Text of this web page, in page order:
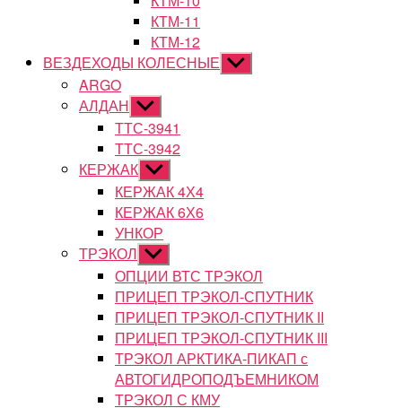
КТМ-11
КТМ-12
ВЕЗДЕХОДЫ КОЛЕСНЫЕ Показывать
подменю
ARGO
АЛДАН Показывать
подменю
ТТС-3941
ТТС-3942
КЕРЖАК Показывать
подменю
КЕРЖАК 4Х4
КЕРЖАК 6Х6
УНКОР
ТРЭКОЛ Показывать
подменю
ОПЦИИ ВТС ТРЭКОЛ
ПРИЦЕП ТРЭКОЛ-СПУТНИК
ПРИЦЕП ТРЭКОЛ-СПУТНИК II
ПРИЦЕП ТРЭКОЛ-СПУТНИК III
ТРЭКОЛ АРКТИКА-ПИКАП с
АВТОГИДРОПОДЪЕМНИКОМ
ТРЭКОЛ С КМУ